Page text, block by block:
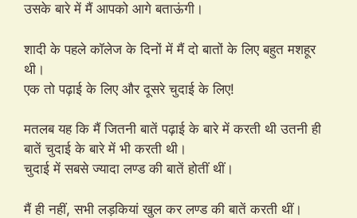
उसके बारे में मैं आपको आगे बताऊंगी।
शादी के पहले कॉलेज के दिनों में मैं दो बातों के लिए बहुत मशहूर
थी।
एक तो पढ़ाई के लिए और दूसरे चुदाई के लिए!
मतलब यह कि मैं जितनी बातें पढ़ाई के बारे में करती थी उतनी ही
बातें चुदाई के बारे में भी करती थी।
चुदाई में सबसे ज्यादा लण्ड की बातें होतीं थीं।
मैं ही नहीं, सभी लड़कियां खुल कर लण्ड की बातें करती थीं।